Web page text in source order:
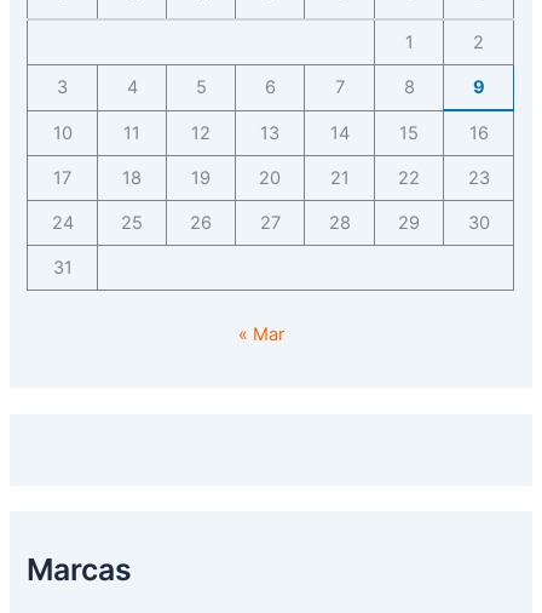
1 2
3 4 5 6 7 8 9
10 11 12 13 14 15 16
17 18 19 20 21 22 23
24 25 26 27 28 29 30
31
« Mar
Marcas